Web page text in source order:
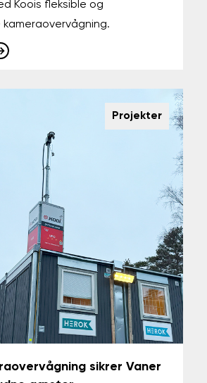
Koois fleksible og
Projekter
sikrer Vaner